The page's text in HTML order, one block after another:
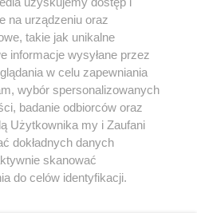
to dopiero
na urządzeniu oraz
takie jak unikalne
informacje wysyłane przez
w celu zapewniania
wybór spersonalizowanych
badanie odbiorców oraz
Użytkownika my i Zaufani
dokładnych danych
skanować
do celów identyfikacji.